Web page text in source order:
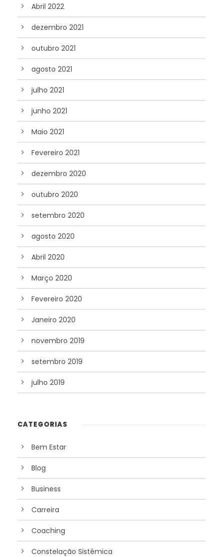
Abril 2022
dezembro 2021
outubro 2021
agosto 2021
julho 2021
junho 2021
Maio 2021
Fevereiro 2021
dezembro 2020
outubro 2020
setembro 2020
agosto 2020
Abril 2020
Março 2020
Fevereiro 2020
Janeiro 2020
novembro 2019
setembro 2019
julho 2019
CATEGORIAS
Bem Estar
Blog
Business
Carreira
Coaching
Constelação Sistêmica